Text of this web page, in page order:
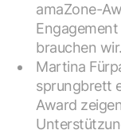
amaZone-
brauchen
Martina
sprungbrett
Award